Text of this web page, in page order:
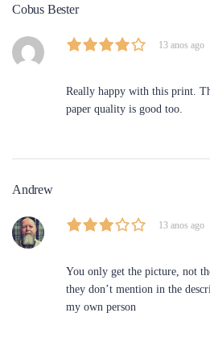
Cobus Bester
13 anos ago
Really happy with this print.
paper quality is good too.
Andrew
13 anos ago
You only get the picture, not
they don’t mention in the
my own person